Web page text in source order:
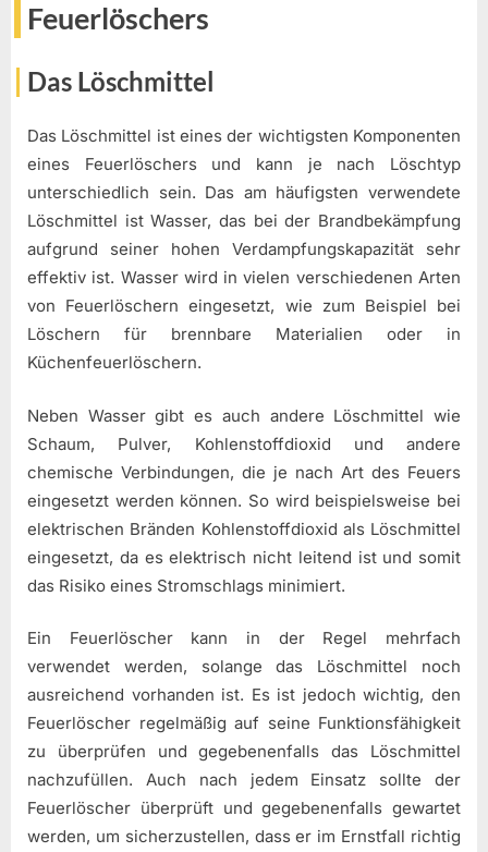
Feuerlöschers
Das Löschmittel
Das Löschmittel ist eines der wichtigsten Komponenten
eines Feuerlöschers und kann je nach Löschtyp
unterschiedlich sein. Das am häufigsten verwendete
Löschmittel ist Wasser, das bei der Brandbekämpfung
aufgrund seiner hohen Verdampfungskapazität sehr
effektiv ist. Wasser wird in vielen verschiedenen Arten
von Feuerlöschern eingesetzt, wie zum Beispiel bei
Löschern für brennbare Materialien oder in
Küchenfeuerlöschern.
Neben Wasser gibt es auch andere Löschmittel wie
Schaum, Pulver, Kohlenstoffdioxid und andere
chemische Verbindungen, die je nach Art des Feuers
eingesetzt werden können. So wird beispielsweise bei
elektrischen Bränden Kohlenstoffdioxid als Löschmittel
eingesetzt, da es elektrisch nicht leitend ist und somit
das Risiko eines Stromschlags minimiert.
Ein Feuerlöscher kann in der Regel mehrfach
verwendet werden, solange das Löschmittel noch
ausreichend vorhanden ist. Es ist jedoch wichtig, den
Feuerlöscher regelmäßig auf seine Funktionsfähigkeit
zu überprüfen und gegebenenfalls das Löschmittel
nachzufüllen. Auch nach jedem Einsatz sollte der
Feuerlöscher überprüft und gegebenenfalls gewartet
werden, um sicherzustellen, dass er im Ernstfall richtig